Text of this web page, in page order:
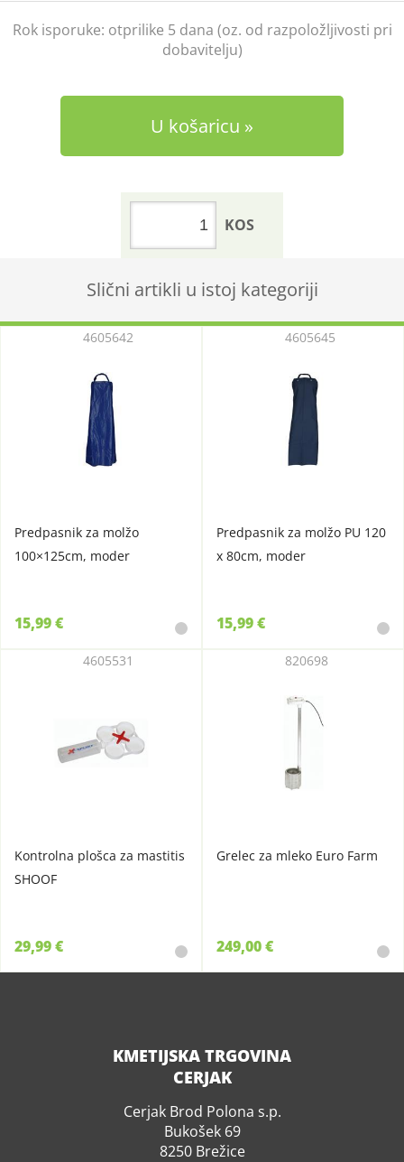
Rok isporuke: otprilike 5 dana (oz. od razpoložljivosti pri
dobavitelju)
U košaricu
KOS
Slični artikli u istoj kategoriji
Predpasnik za molžo
100×125cm, moder
4605642
15,99 €
Predpasnik za molžo PU 120
x 80cm, moder
4605645
15,99 €
Kontrolna plošca za mastitis
SHOOF
4605531
29,99 €
Grelec za mleko Euro Farm
820698
249,00 €
KMETIJSKA TRGOVINA
CERJAK
Cerjak Brod Polona s.p.
Bukošek 69
8250 Brežice